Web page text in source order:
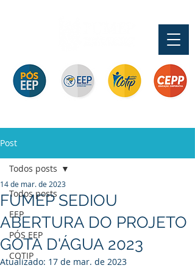
Post
Todos posts
EEP
PÓS EEP
COTIP
Todos posts
FUMEP SEDIOU
ABERTURA DO PROJETO
GOTA D'ÁGUA 2023
14 de mar. de 2023
Atualizado: 17 de mar. de 2023